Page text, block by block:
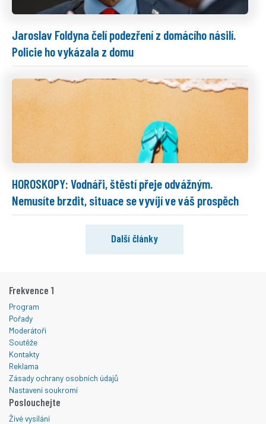
Jaroslav Foldyna čelí podezření z domácího násilí.
Policie ho vykázala z domu
HOROSKOPY: Vodnáři, štěstí přeje odvážným.
Nemusíte brzdit, situace se vyvíjí ve váš prospěch
Další články
Frekvence 1
Program
Pořady
Moderátoři
Soutěže
Kontakty
Reklama
Zásady ochrany osobních údajů
Nastavení soukromí
Poslouchejte
Živé vysílání